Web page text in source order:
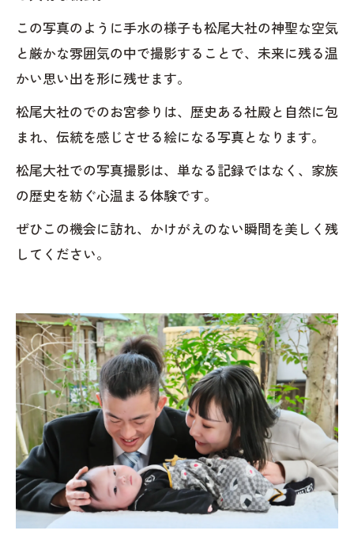
この写真のように手水の様子も松尾大社の神聖な空気
と厳かな雰囲気の中で撮影することで、未来に残る温
かい思い出を形に残せます。
松尾大社のでのお宮参りは、歴史ある社殿と自然に包
まれ、伝統を感じさせる絵になる写真となります。
松尾大社での写真撮影は、単なる記録ではなく、家族
の歴史を紡ぐ心温まる体験です。
ぜひこの機会に訪れ、かけがえのない瞬間を美しく残
してください。